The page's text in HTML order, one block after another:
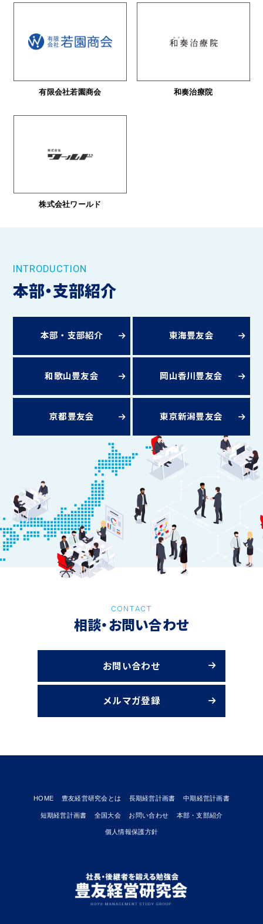
有限会社若園商会 和奏治療院
株式会社ワールド
INTRODUCTION
本部・支部紹介
本部・支部紹介 東海豊友会
和歌山豊友会 岡山香川豊友会
京都豊友会 東京新潟豊友会
CONTACT
相談・お問い合わせ
お問い合わせ
メルマガ登録
HOME 豊友経営研究会とは 長期経営計画書 中期経営計画書
短期経営計画書 全国大会 お問い合わせ 本部・支部紹介
個人情報保護方針